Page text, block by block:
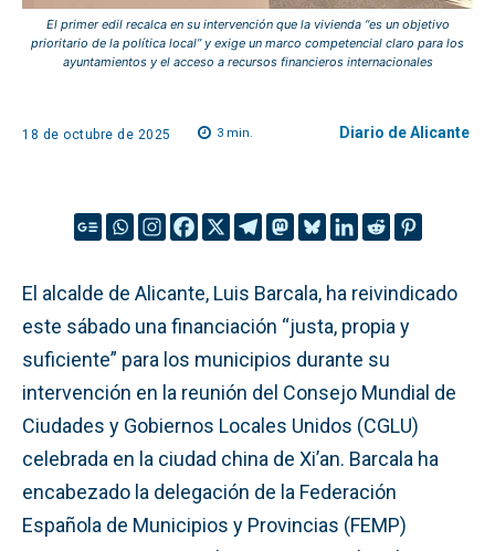
El primer edil recalca en su intervención que la vivienda “es un objetivo
prioritario de la política local” y exige un marco competencial claro para los
ayuntamientos y el acceso a recursos financieros internacionales
18 de octubre de 2025 3min. Diario de Alicante
El alcalde de Alicante, Luis Barcala, ha reivindicado
este sábado una financiación “justa, propia y
suficiente” para los municipios durante su
intervención en la reunión del Consejo Mundial de
Ciudades y Gobiernos Locales Unidos (CGLU)
celebrada en la ciudad china de Xi’an. Barcala ha
encabezado la delegación de la Federación
Española de Municipios y Provincias (FEMP)